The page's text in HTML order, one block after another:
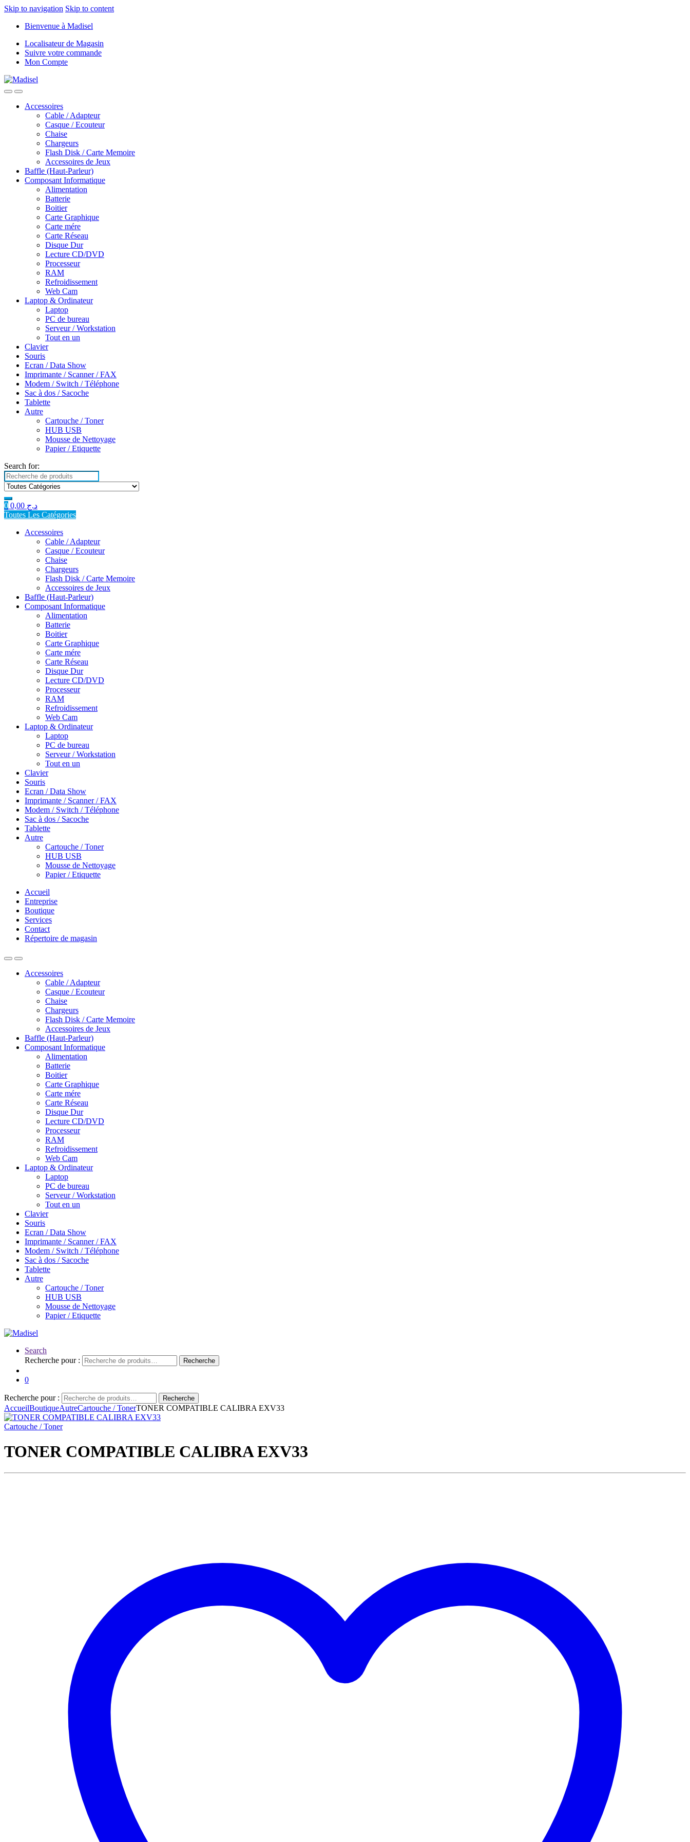
Skip to navigation Skip to content
Bienvenue à Madisel
Localisateur de Magasin
Suivre votre commande
Mon Compte
Accessoires
Cable / Adapteur
Casque / Ecouteur
Chaise
Chargeurs
Flash Disk / Carte Memoire
Accessoires de Jeux
Baffle (Haut-Parleur)
Composant Informatique
Alimentation
Batterie
Boitier
Carte Graphique
Carte mére
Carte Réseau
Disque Dur
Lecture CD/DVD
Processeur
RAM
Refroidissement
Web Cam
Laptop & Ordinateur
Laptop
PC de bureau
Serveur / Workstation
Tout en un
Clavier
Souris
Ecran / Data Show
Imprimante / Scanner / FAX
Modem / Switch / Téléphone
Sac à dos / Sacoche
Tablette
Autre
Cartouche / Toner
HUB USB
Mousse de Nettoyage
Papier / Etiquette
Search for:
0 د.ج
Toutes Les Catégories
Accessoires
Cable / Adapteur
Casque / Ecouteur
Chaise
Chargeurs
Flash Disk / Carte Memoire
Accessoires de Jeux
Baffle (Haut-Parleur)
Composant Informatique
Alimentation
Batterie
Boitier
Carte Graphique
Carte mére
Carte Réseau
Disque Dur
Lecture CD/DVD
Processeur
RAM
Refroidissement
Web Cam
Laptop & Ordinateur
Laptop
PC de bureau
Serveur / Workstation
Tout en un
Clavier
Souris
Ecran / Data Show
Imprimante / Scanner / FAX
Modem / Switch / Téléphone
Sac à dos / Sacoche
Tablette
Autre
Cartouche / Toner
HUB USB
Mousse de Nettoyage
Papier / Etiquette
Accueil
Entreprise
Boutique
Services
Contact
Répertoire de magasin
Accessoires
Cable / Adapteur
Casque / Ecouteur
Chaise
Chargeurs
Flash Disk / Carte Memoire
Accessoires de Jeux
Baffle (Haut-Parleur)
Composant Informatique
Alimentation
Batterie
Boitier
Carte Graphique
Carte mére
Carte Réseau
Disque Dur
Lecture CD/DVD
Processeur
RAM
Refroidissement
Web Cam
Laptop & Ordinateur
Laptop
PC de bureau
Serveur / Workstation
Tout en un
Clavier
Souris
Ecran / Data Show
Imprimante / Scanner / FAX
Modem / Switch / Téléphone
Sac à dos / Sacoche
Tablette
Autre
Cartouche / Toner
HUB USB
Mousse de Nettoyage
Papier / Etiquette
Search
Recherche pour :
Recherche
0
Recherche pour : Recherche
AccueilBoutiqueAutreCartouche / TonerTONER COMPATIBLE CALIBRA EXV33
Cartouche / Toner
TONER COMPATIBLE CALIBRA EXV33